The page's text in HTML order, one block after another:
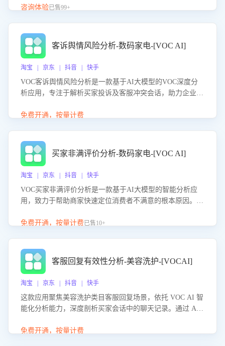
客服团队和智能工具提升语音客服服务效率和质量，帮助企
咨询体验已售99+
客诉舆情风险分析-数码家电-[VOC AI]
淘宝 | 京东 | 抖音 | 快手
VOC客诉舆情风险分析是一款基于AI大模型的VOC深度分
析应用，专注于解析买家投诉及客服冲突会话，助力企业精
别客户情绪、归因争议根源，并客观评估客服应对合理性与
能力，阻断差评扩散，维护品牌声誉，实现客户满意度的持
续提升。
免费开通，按量计费
买家非满评价分析-数码家电-[VOC AI]
淘宝 | 京东 | 抖音 | 快手
VOC买家非满评价分析是一款基于AI大模型的智能分析应
用，致力于帮助商家快速定位消费者不满意的根本原因。该
客服原因或其它部门原因，明确责任归属，提供可落地的改
改，有效提升客户满意度和店铺整体服务质量。
免费开通，按量计费已售10+
客服回复有效性分析-美容洗护-[VOCAI]
淘宝 | 京东 | 抖音 | 快手
这款应用聚焦美容洗护类目客服回复场景，依托 VOC AI 智
能化分析能力，深度剖析买家会话中的聊天记录。通过 AI
答的有效性与完整性，输出针对性改进策略，助力商家快速
免费开通，按量计费